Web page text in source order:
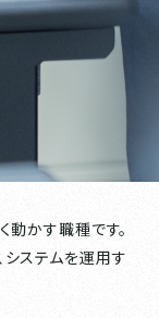
かす職種です。
システムを運用す